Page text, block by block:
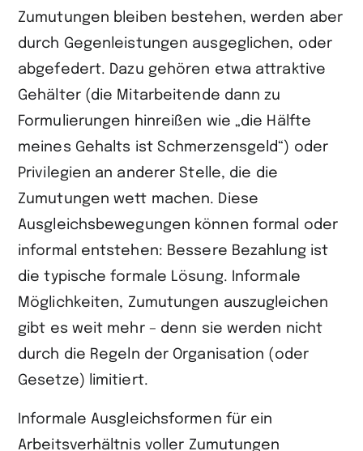
Zumutungen bleiben bestehen, werden aber
durch Gegenleistungen ausgeglichen, oder
abgefedert. Dazu gehören etwa attraktive
Gehälter (die Mitarbeitende dann zu
Formulierungen hinreißen wie „die Hälfte
meines Gehalts ist Schmerzensgeld“) oder
Privilegien an anderer Stelle, die die
Zumutungen wett machen. Diese
Ausgleichsbewegungen können formal oder
informal entstehen: Bessere Bezahlung ist
die typische formale Lösung. Informale
Möglichkeiten, Zumutungen auszugleichen
gibt es weit mehr – denn sie werden nicht
durch die Regeln der Organisation (oder
Gesetze) limitiert.
Informale Ausgleichsformen für ein
Arbeitsverhältnis voller Zumutungen